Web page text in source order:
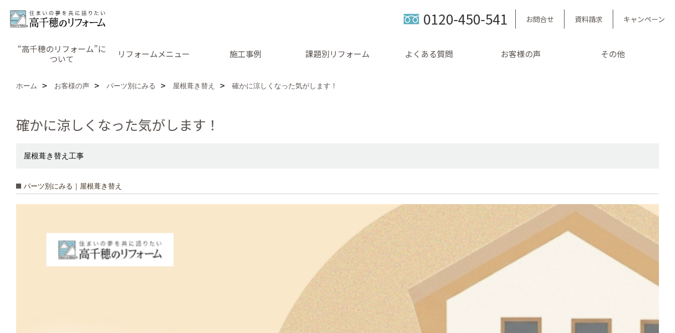
0120-450-541 お問合せ 資料請求 キャンペーン
“高千穂のリフォーム”に
ついて
リフォームメニュー 施工事例 課題別リフォーム よくある質問 お客様の声 その他
ホーム お客様の声 パーツ別にみる 屋根葺き替え 確かに涼しくなった気がします！
確かに涼しくなった気がします！
屋根葺き替え工事
パーツ別にみる｜屋根葺き替え